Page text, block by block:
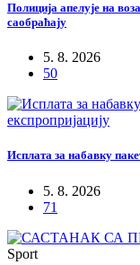
Полиција апелује на
саобраћају
5. 8. 2026
50
Исплата за набавку
5. 8. 2026
71
Sport